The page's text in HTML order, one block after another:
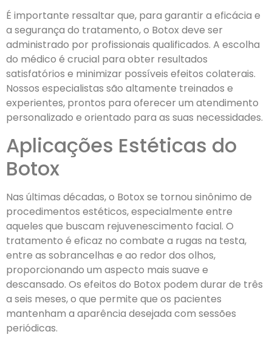
É importante ressaltar que, para garantir a eficácia e
a segurança do tratamento, o Botox deve ser
administrado por profissionais qualificados. A escolha
do médico é crucial para obter resultados
satisfatórios e minimizar possíveis efeitos colaterais.
Nossos especialistas são altamente treinados e
experientes, prontos para oferecer um atendimento
personalizado e orientado para as suas necessidades.
Aplicações Estéticas do
Botox
Nas últimas décadas, o Botox se tornou sinônimo de
procedimentos estéticos, especialmente entre
aqueles que buscam rejuvenescimento facial. O
tratamento é eficaz no combate a rugas na testa,
entre as sobrancelhas e ao redor dos olhos,
proporcionando um aspecto mais suave e
descansado. Os efeitos do Botox podem durar de três
a seis meses, o que permite que os pacientes
mantenham a aparência desejada com sessões
periódicas.